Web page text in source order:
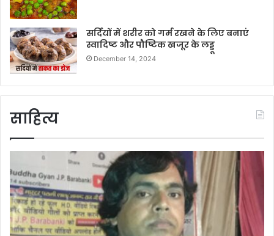
सर्दियों में शरीर को गर्म रखने के लिए बनाएं
स्वादिष्ट और पौष्टिक खजूर के लड्डू
December 14, 2024
साहित्य